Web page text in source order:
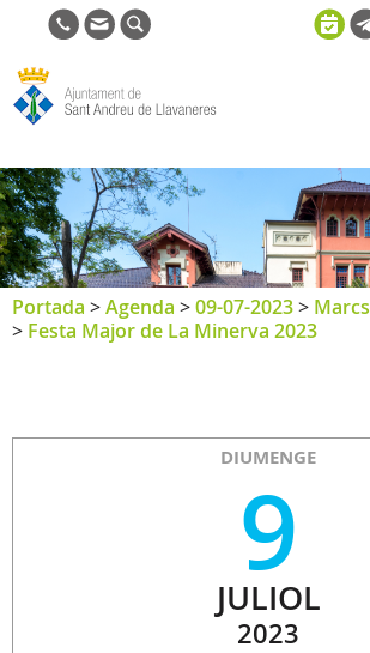
de Sant
Andreu de
Llavaneres
Portada >Agenda >09-07-2023> Marcs
> Festa Major de La Minerva 2023
DIUMENGE
9
JULIOL
2023